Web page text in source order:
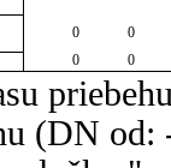
0
0
0 0
(DN